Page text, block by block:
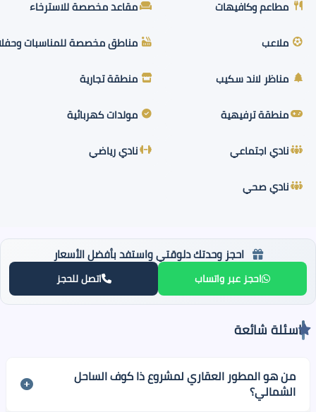
مطاعم وكافيهات مقاعد مخصصة للاسترخاء
ملاعب مناطق مخصصة للمناسبات
مناظر لاند سكيب منطقة تجارية
منطقة ترفيهية مولدات كهربائية
نادي اجتماعي نادي رياضي
نادي صحي
احجز وحدتك دلوقتي واستفد بأفضل الأسعار
احجز عبر واتساب اتصل للحجز
اسئلة شائعة
من هو المطور العقاري لمشروع ذا كوف الساحل
الشمالي؟